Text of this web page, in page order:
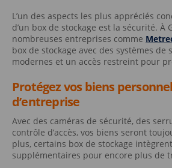
L’un des aspects les plus appréciés
d’un box de stockage est la sécurité. À
nombreuses entreprises comme
box de stockage avec des systèmes de
modernes et un accès restreint pour
Protégez vos biens
d’entreprise
Avec des caméras de sécurité, des
contrôle d’accès, vos biens seront
plus, certains box de stockage
supplémentaires pour encore plus de